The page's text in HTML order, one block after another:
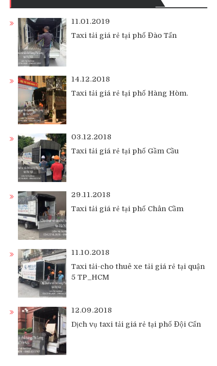
11.01.2019
Taxi tải giá rẻ tại phố Đào Tấn
14.12.2018
Taxi tải giá rẻ tại phố Hàng Hòm.
03.12.2018
Taxi tải giá rẻ tại phố Gầm Cầu
29.11.2018
Taxi tải giá rẻ tại phố Chân Cầm
11.10.2018
Taxi tải-cho thuê xe tải giá rẻ tại quận
5 TP_HCM
12.09.2018
Dịch vụ taxi tải giá rẻ tại phố Đội Cấn